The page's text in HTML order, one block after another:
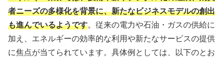
者ニーズの多様化を背景に、新たなビジネスモデルの創出
も進んでいるようです。従来の電力や石油・ガスの供給に
加え、エネルギーの効率的な利用や新たなサービスの提供
に焦点が当てられています。具体例としては、以下のとお